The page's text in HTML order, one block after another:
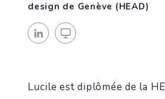
design de Genève (HEAD)
Lucile est diplômée de la